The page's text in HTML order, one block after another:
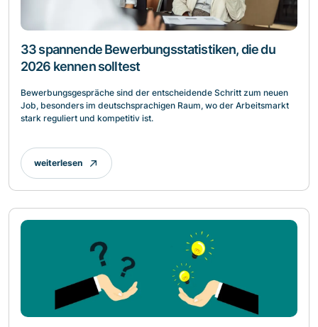
33 spannende Bewerbungsstatistiken, die du
2026 kennen solltest
Bewerbungsgespräche sind der entscheidende Schritt zum neuen
Job, besonders im deutschsprachigen Raum, wo der Arbeitsmarkt
stark reguliert und kompetitiv ist.
weiterlesen